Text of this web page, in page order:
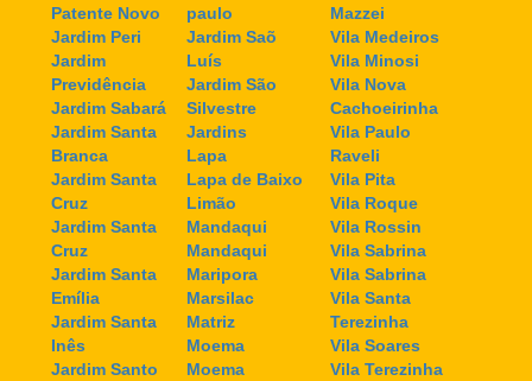
Patente Novo
Jardim Peri
Jardim
Previdência
Jardim Sabará
Jardim Santa
Branca
Jardim Santa
Cruz
Jardim Santa
Cruz
Jardim Santa
Emília
Jardim Santa
Inês
Jardim Santo
paulo
Jardim Saõ
Luís
Jardim São
Silvestre
Jardins
Lapa
Lapa de Baixo
Limão
Mandaqui
Mandaqui
Maripora
Marsilac
Matriz
Moema
Moema
Mazzei
Vila Medeiros
Vila Minosi
Vila Nova
Cachoeirinha
Vila Paulo
Raveli
Vila Pita
Vila Roque
Vila Rossin
Vila Sabrina
Vila Sabrina
Vila Santa
Terezinha
Vila Soares
Vila Terezinha